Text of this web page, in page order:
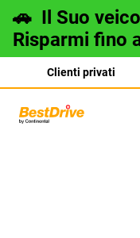
🚗 Il Suo
Risparmi fino
Clienti privati